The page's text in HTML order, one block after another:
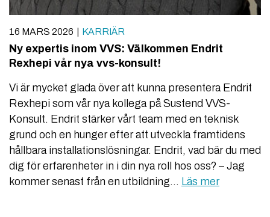
16 MARS 2026 KARRIÄR
Ny expertis inom VVS: Välkommen Endrit
Rexhepi vår nya vvs-konsult!
Vi är mycket glada över att kunna presentera Endrit
Rexhepi som vår nya kollega på Sustend VVS-
Konsult. Endrit stärker vårt team med en teknisk
grund och en hunger efter att utveckla framtidens
hållbara installationslösningar. Endrit, vad bär du med
dig för erfarenheter in i din nya roll hos oss? – Jag
kommer senast från en utbildning… Läs mer